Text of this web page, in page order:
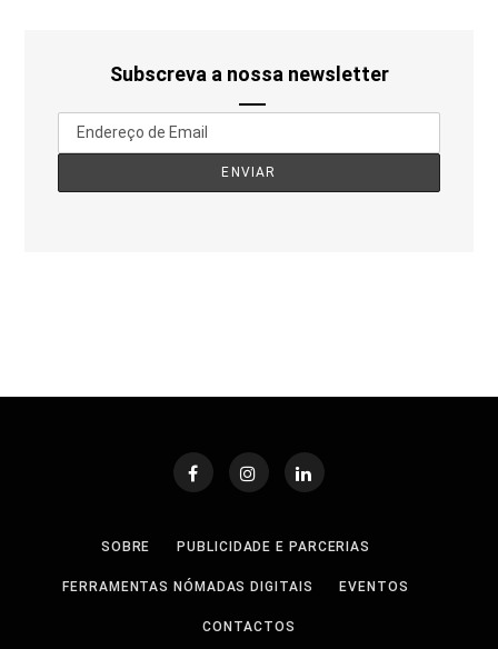
Subscreva a nossa newsletter
SOBRE PUBLICIDADE E PARCERIAS
FERRAMENTAS NÓMADAS DIGITAIS EVENTOS
CONTACTOS